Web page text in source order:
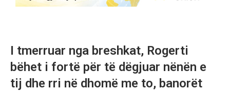
I tmerruar nga breshkat, Rogerti
bëhet i fortë për të dëgjuar nënën e
tij dhe rri në dhomë me to, banorët